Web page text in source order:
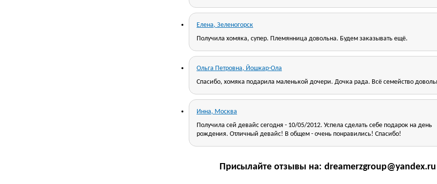
Елена, Зеленогорск
Получила хомяка, супер. Племянница довольна. Будем заказывать ещё.
Ольга Петровна, Йошкар-Ола
Спасибо, хомяка подарила маленькой дочери. Дочка рада. Всё семейство
Инна, Москва
Получила сей девайс сегодня - 10/05/2012. Успела сделать себе подарок на день
рождения. Отличный девайс! В общем - очень понравились! Спасибо!
Присылайте отзывы на: dreamerzgroup@yandex.ru